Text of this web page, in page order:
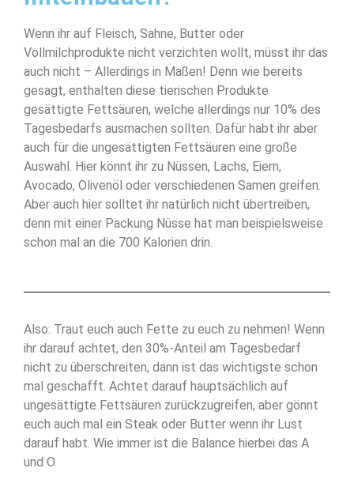
Wenn ihr auf Fleisch, Sahne, Butter oder
Vollmilchprodukte nicht verzichten wollt, müsst ihr das
auch nicht – Allerdings in Maßen! Denn wie bereits
gesagt, enthalten diese tierischen Produkte
gesättigte Fettsäuren, welche allerdings nur 10% des
Tagesbedarfs ausmachen sollten. Dafür habt ihr aber
auch für die ungesättigten Fettsäuren eine große
Auswahl. Hier könnt ihr zu Nüssen, Lachs, Eiern,
Avocado, Olivenöl oder verschiedenen Samen greifen.
Aber auch hier solltet ihr natürlich nicht übertreiben,
denn mit einer Packung Nüsse hat man beispielsweise
schon mal an die 700 Kalorien drin.
Also: Traut euch auch Fette zu euch zu nehmen! Wenn
ihr darauf achtet, den 30%-Anteil am Tagesbedarf
nicht zu überschreiten, dann ist das wichtigste schon
mal geschafft. Achtet darauf hauptsächlich auf
ungesättigte Fettsäuren zurückzugreifen, aber gönnt
euch auch mal ein Steak oder Butter wenn ihr Lust
darauf habt. Wie immer ist die Balance hierbei das A
und O.